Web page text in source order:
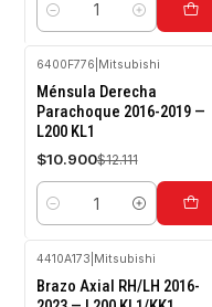
Cantidad
-10%
OFF
6400F776 Mitsubishi
Ménsula Derecha
Parachoque 2016-2019 —
L200 KL1
$10.900$12.111
Cantidad
-10%
OFF
4410A173 Mitsubishi
Brazo Axial RH/LH 2016-